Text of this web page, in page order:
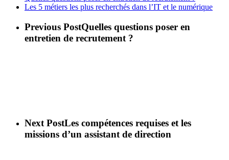
Les 5 métiers les plus recherchés dans l’IT et le numérique
Previous PostQuelles questions poser en
entretien de recrutement ?
Next PostLes compétences requises et les
missions d’un assistant de direction